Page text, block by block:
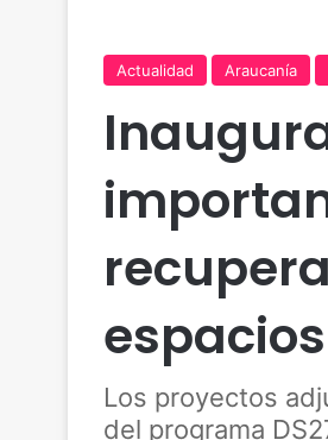
Actualidad Araucanía
Los proyectos
del programa